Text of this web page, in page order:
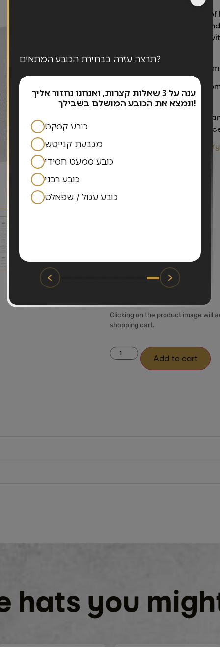
The 507 is a classic model
modern shape with the
look that blends perfectly
This is a clothing item that
‘Tropic’ means the hat is
airy.
The hat is suitable for men
several colors for your
Material: Polyester,
Hat cleaning
Clicking on the product image will
shopping cart.
Add to cart
hats you
תרצה עזרה בבחירת הכובע המתאים?
ענה על 3 שאלות קצרות, ואנחנו נחזור אליך
ונמצא את הכובע המושלם בשבילך!
כובע קסקט
מגבעת קנייטש
כובע סמעט חסידי
כובע רבני
כובע עגול / שפאלט